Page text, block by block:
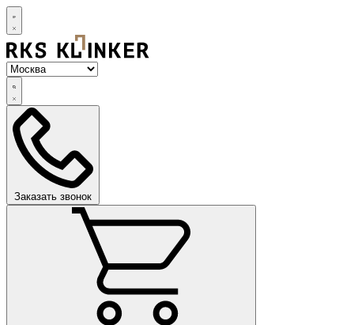
Заказать звонок